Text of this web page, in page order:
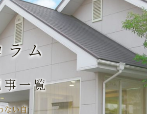
ラム
事一覧
ない自